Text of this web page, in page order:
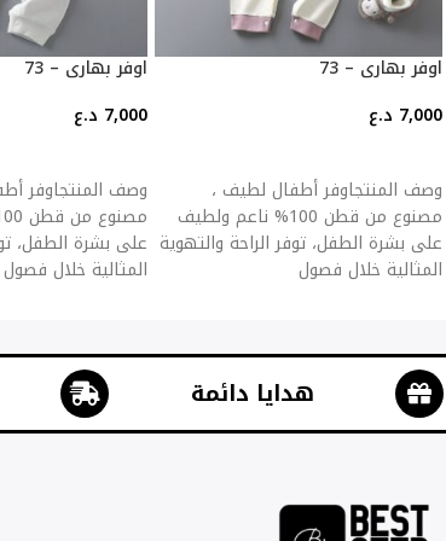
اوفر بهاري – 73
7,000 د.ع
وصف المنتجاوفر أطفال لطيف ،
مصنوع من قطن 100% ناعم ولطيف
على بشرة الطفل، توفر الراحة والتهوية
المثالية خلال فصول
اوفر بهاري – 73
7,000 د.ع
وصف المنتجاوفر
على بشرة الطفل،
المثالية خلال فصول
هدايا دائمة